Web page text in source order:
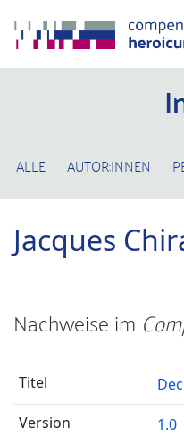
ALLE AUTOR:INNEN
Jacques
Nachweise im
1.0